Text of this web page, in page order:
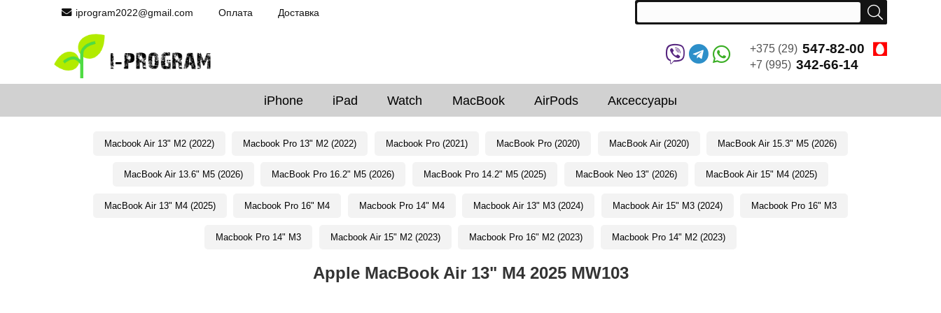
iprogram2022@gmail.com Оплата Доставка
+375 (29) 547-82-00
+7 (995) 342-66-14
iPhone iPad Watch MacBook AirPods Аксессуары
Macbook Air 13" M2 (2022) Macbook Pro 13" M2 (2022) Macbook Pro (2021) MacBook Pro (2020) MacBook Air (2020) MacBook Air 15.3" M5 (2026)
MacBook Air 13.6" M5 (2026) MacBook Pro 16.2" M5 (2026) MacBook Pro 14.2" M5 (2025) MacBook Neo 13" (2026) MacBook Air 15" M4 (2025)
MacBook Air 13" M4 (2025) Macbook Pro 16" M4 Macbook Pro 14" M4 Macbook Air 13" M3 (2024) Macbook Air 15" M3 (2024) Macbook Pro 16" M3
Macbook Pro 14" M3 Macbook Air 15" M2 (2023) Macbook Pro 16" M2 (2023) Macbook Pro 14" M2 (2023)
Apple MacBook Air 13" M4 2025 MW103